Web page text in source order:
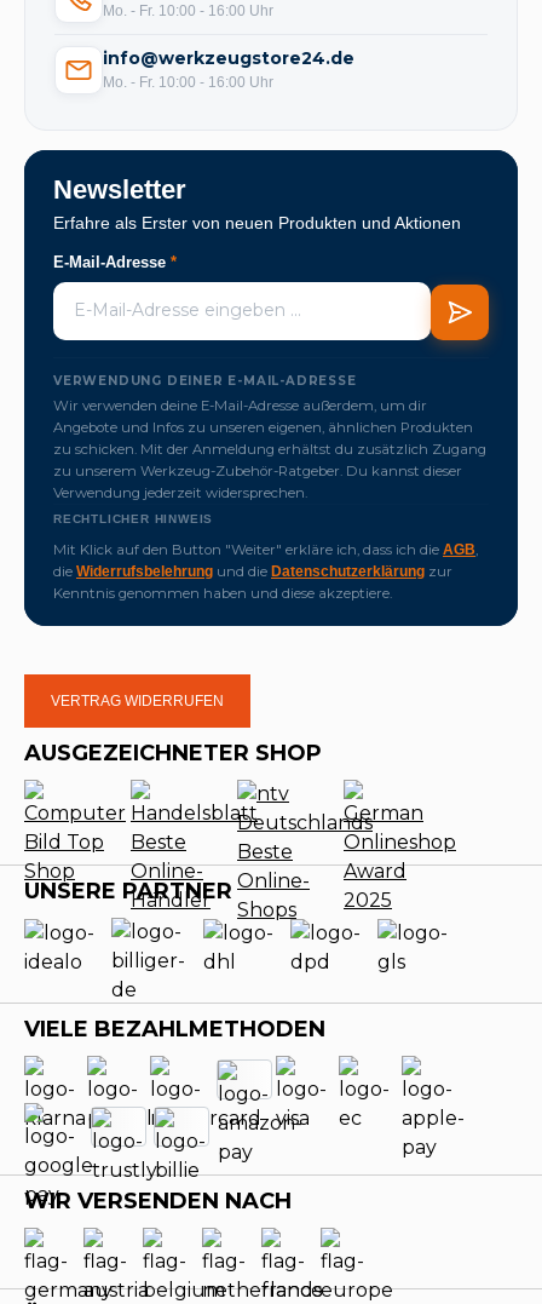
Mo. - Fr. 10:00 - 16:00 Uhr
info@werkzeugstore24.de
Mo. - Fr. 10:00 - 16:00 Uhr
Newsletter
Erfahre als Erster von neuen Produkten und Aktionen
E-Mail-Adresse *
VERWENDUNG DEINER E-MAIL-ADRESSE
Wir verwenden deine E-Mail-Adresse außerdem, um dir
Angebote und Infos zu unseren eigenen, ähnlichen Produkten
zu schicken. Mit der Anmeldung erhältst du zusätzlich Zugang
zu unserem Werkzeug-Zubehör-Ratgeber. Du kannst dieser
Verwendung jederzeit widersprechen.
RECHTLICHER HINWEIS
Mit Klick auf den Button "Weiter" erkläre ich, dass ich die AGB
die Widerrufsbelehrung und die Datenschutzerklärung zur
Kenntnis genommen haben und diese akzeptiere.
VERTRAG WIDERRUFEN
AUSGEZEICHNETER SHOP
UNSERE PARTNER
VIELE BEZAHLMETHODEN
WIR VERSENDEN NACH